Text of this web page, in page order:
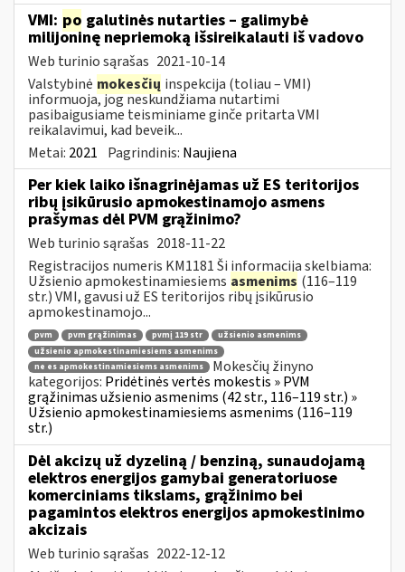
VMI: po galutinės nutarties – galimybė
milijoninę nepriemoką išsireikalauti iš vadovo
Web turinio sąrašas 2021-10-14
Valstybinė mokesčių inspekcija (toliau – VMI)
informuoja, jog neskundžiama nutartimi
pasibaigusiame teisminiame ginče pritarta VMI
reikalavimui, kad beveik...
Metai: 2021 Pagrindinis: Naujiena
Per kiek laiko išnagrinėjamas už ES teritorijos
ribų įsikūrusio apmokestinamojo asmens
prašymas dėl PVM grąžinimo?
Web turinio sąrašas 2018-11-22
Registracijos numeris KM1181 Ši informacija skelbiama:
Užsienio apmokestinamiesiems asmenims (116–119
str.) VMI, gavusi už ES teritorijos ribų įsikūrusio
apmokestinamojo...
pvm pvm grąžinimas pvmį 119 str
užsienio asmenims
užsienio apmokestinamiesiems asmenims
ne es apmokestinamiesiems asmenims
Mokesčių žinyno
kategorijos: Pridėtinės vertės mokestis » PVM
grąžinimas užsienio asmenims (42 str., 116–119 str.) »
Užsienio apmokestinamiesiems asmenims (116–119
str.)
Dėl akcizų už dyzeliną / benziną, sunaudojamą
elektros energijos gamybai generatoriuose
komerciniams tikslams, grąžinimo bei
pagamintos elektros energijos apmokestinimo
akcizais
Web turinio sąrašas 2022-12-12